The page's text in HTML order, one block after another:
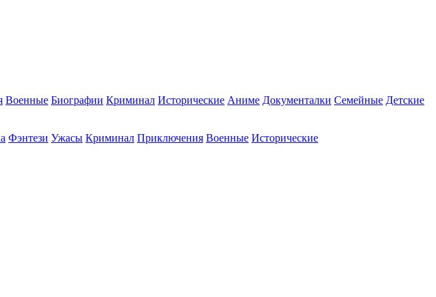
Военные Биографии Криминал Исторические Аниме Документалки Семейные Детские
Фэнтези Ужасы Криминал Приключения Военные Исторические